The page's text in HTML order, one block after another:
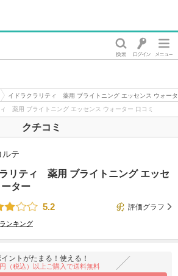
イドラクラリティ 薬用 ブライトニング エッセンス ウォー
薬用 ブライトニング エッセンス ウォーター 口コミ
クチコミ
ルテ
リティ 薬用 ブライトニング エッセ
ター
5.2
評価グラフ
ランキング
イントがたまる！使える！
（税込）以上ご購入で送料無料